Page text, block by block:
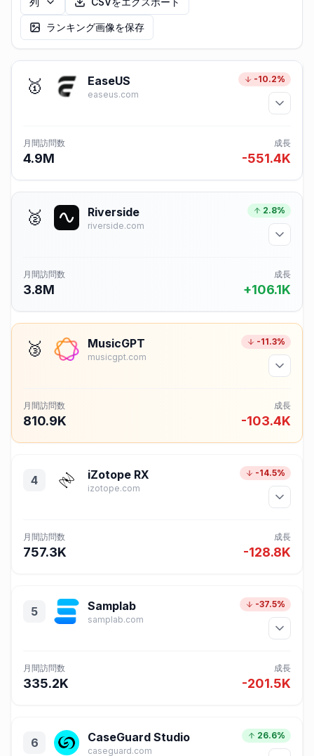
ランキング画像を保存
🥇 EaseUS
easeus.com
-10.2%
月間訪問数
4.9M
成長
-551.4K
🥈 Riverside
riverside.com
2.8%
月間訪問数
3.8M
成長
+106.1K
🥉 MusicGPT
musicgpt.com
-11.3%
月間訪問数
810.9K
成長
-103.4K
4 iZotope RX
izotope.com
-14.5%
月間訪問数
757.3K
成長
-128.8K
5 Samplab
samplab.com
-37.5%
月間訪問数
335.2K
成長
-201.5K
6 CaseGuard Studio
caseguard.com
26.6%